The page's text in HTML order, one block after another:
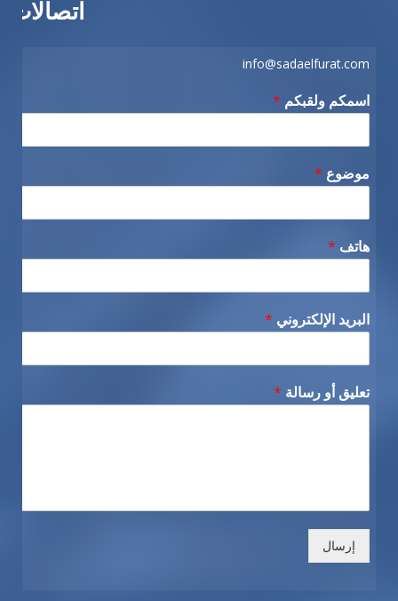
اتصالات
info@sadaelfurat.com
اسمكم ولقبكم *
موضوع *
هاتف *
البريد الإلكتروني *
تعليق أو رسالة *
إرسال